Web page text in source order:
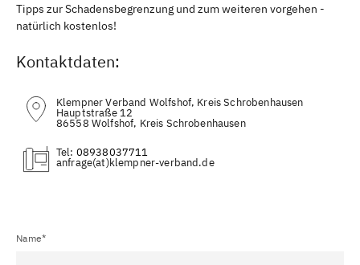
Tipps zur Schadensbegrenzung und zum weiteren vorgehen -
natürlich kostenlos!
Kontaktdaten:
Klempner Verband Wolfshof, Kreis Schrobenhausen
Hauptstraße 12
86558 Wolfshof, Kreis Schrobenhausen
Tel: 08938037711
(at)
Name*